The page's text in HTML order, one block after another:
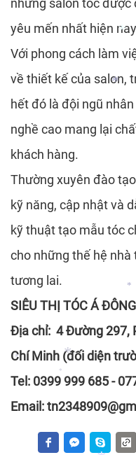
*
*
* *
những salon tóc được
yêu mến nhất hiện
Với phong cách làm
về thiết kế của salon,
hết đó là đội ngũ
nghề cao mang lại
khách hàng.
Thường xuyên đào
kỹ năng, cập nhật và
kỹ thuật tạo mẫu tóc
cho những thế hệ
tương lai.
SIÊU THỊ TÓC Á ĐÔNG
Địa chỉ: 4 Đường 297,
Chí Minh (đối diện
Tel: 0399 999 685 -
Email: